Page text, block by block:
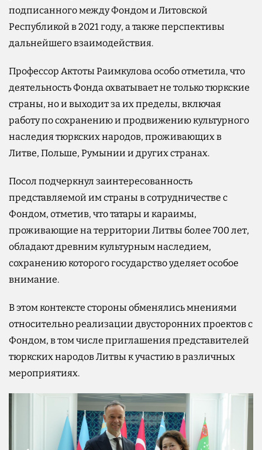
подписанного между Фондом и Литовской
Республикой в 2021 году, а также перспективы
дальнейшего взаимодействия.
Профессор Актоты Раимкулова особо отметила, что
деятельность Фонда охватывает не только тюркские
страны, но и выходит за их пределы, включая
работу по сохранению и продвижению культурного
наследия тюркских народов, проживающих в
Литве, Польше, Румынии и других странах.
Посол подчеркнул заинтересованность
представляемой им страны в сотрудничестве с
Фондом, отметив, что татары и караимы,
проживающие на территории Литвы более 700 лет,
обладают древним культурным наследием,
сохранению которого государство уделяет особое
внимание.
В этом контексте стороны обменялись мнениями
относительно реализации двусторонних проектов с
Фондом, в том числе приглашения представителей
тюркских народов Литвы к участию в различных
мероприятиях.